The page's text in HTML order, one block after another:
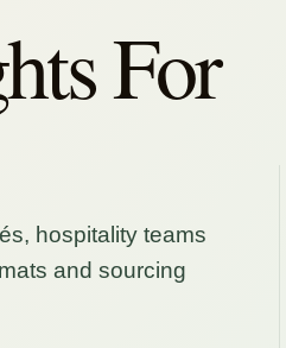
For
hospitality teams
and sourcing